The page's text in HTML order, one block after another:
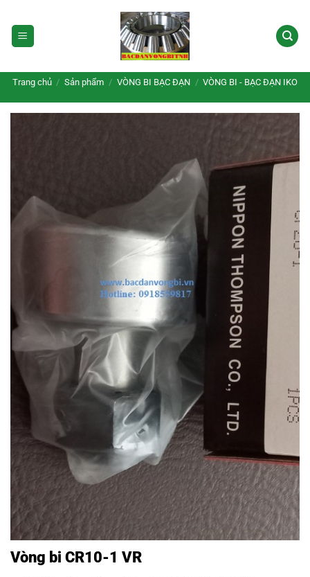
qua
nội
Trang chủ / Sản phẩm / VÒNG BI BẠC ĐẠN / VÒNG BI - BẠC ĐẠN IKO
Vòng bi CR10-1 VR